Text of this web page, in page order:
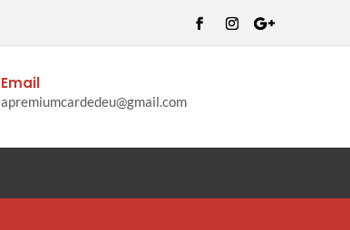
Email
apremiumcardedeu@gmail.com